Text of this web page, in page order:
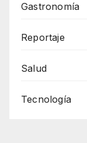
Gastronomía
Reportaje
Salud
Tecnología